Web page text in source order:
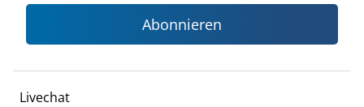
Abonnieren
Livechat